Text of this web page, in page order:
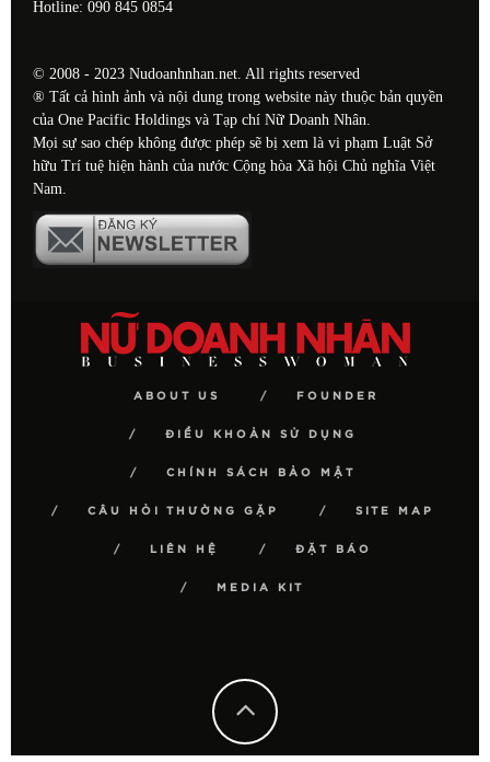
Hotline: 090 845 0854
© 2008 - 2023 Nudoanhnhan.net. All rights reserved
® Tất cả hình ảnh và nội dung trong website này thuộc bản quyền
của One Pacific Holdings và Tạp chí Nữ Doanh Nhân.
Mọi sự sao chép không được phép sẽ bị xem là vi phạm Luật Sở
hữu Trí tuệ hiện hành của nước Cộng hòa Xã hội Chủ nghĩa Việt
Nam.
ABOUT US FOUNDER
ĐIỀU KHOẢN SỬ DỤNG
CHÍNH SÁCH BẢO MẬT
CÂU HỎI THƯỜNG GẶP SITE MAP
LIÊN HỆ ĐẶT BÁO
MEDIA KIT